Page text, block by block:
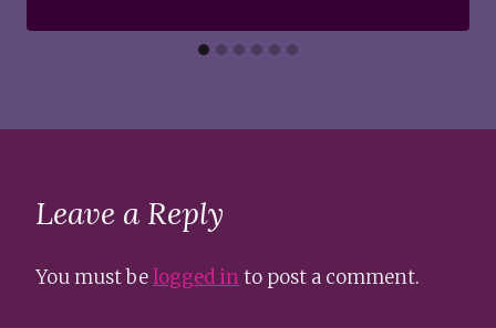
Leave a Reply
You must belogged into post a comment.